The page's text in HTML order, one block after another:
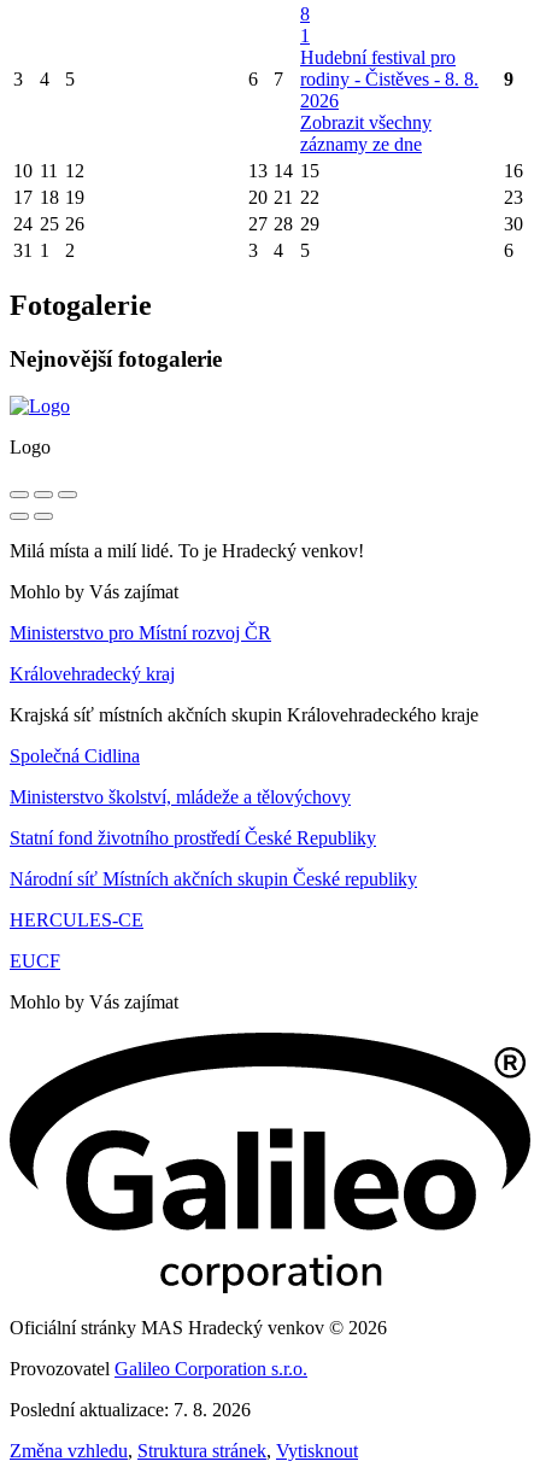
3 4 5 6 7
8
1
Hudební festival pro
rodiny - Čistěves - 8. 8.
2026
Zobrazit všechny
záznamy ze dne
9
10 11 12 13 14 15
16
17 18 19 20 21 22
23
24 25 26 27 28 29
30
31 1 2 3 4 5 6
Fotogalerie
Nejnovější fotogalerie
Logo
Milá místa a milí lidé. To je Hradecký venkov!
Mohlo by Vás zajímat
Ministerstvo pro Místní rozvoj ČR
Královehradecký kraj
Krajská síť místních akčních skupin Královehradeckého kraje
Společná Cidlina
Ministerstvo školství, mládeže a tělovýchovy
Statní fond životního prostředí České Republiky
Národní síť Místních akčních skupin České republiky
HERCULES-CE
EUCF
Mohlo by Vás zajímat
Oficiální stránky MAS Hradecký venkov © 2026
Provozovatel Galileo Corporation s.r.o.
Poslední aktualizace: 7. 8. 2026
Změna vzhledu, Struktura stránek, Vytisknout